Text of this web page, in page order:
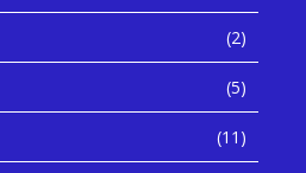
(2)
(5)
(11)